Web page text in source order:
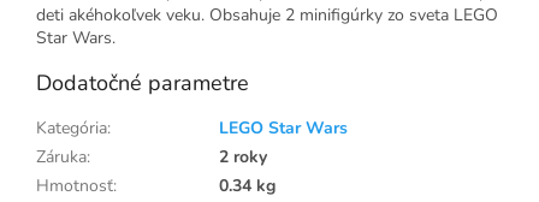
deti akéhokoľvek veku. Obsahuje 2 minifigúrky zo sveta LEGO
Star Wars.
Dodatočné parametre
Kategória:
LEGO Star Wars
Záruka:
2 roky
Hmotnosť:
0.34 kg